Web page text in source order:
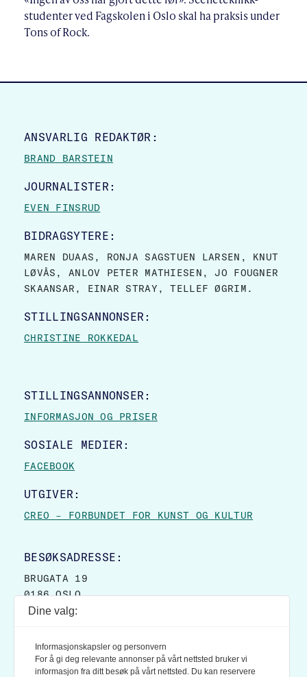
studenter ved Fagskolen i Oslo skal ha praksis under
Tons of Rock.
SITE FOOTER
ANSVARLIG REDAKTØR:
BRAND BARSTEIN
JOURNALISTER:
EVEN FINSRUD
BIDRAGSYTERE:
MAREN DUAAS, RONJA SAGSTUEN LARSEN, KNUT
LØVÅS, ANLOV PETER MATHIESEN, JO FOUGNER
SKAANSAR, EINAR STRAY, TELLEF ØGRIM.
STILLINGSANNONSER:
CHRISTINE ROKKEDAL
STILLINGSANNONSER:
INFORMASJON OG PRISER
SOSIALE MEDIER:
FACEBOOK
UTGIVER:
CREO – FORBUNDET FOR KUNST OG KULTUR
BESØKSADRESSE:
BRUGATA 19
0186 OSLO
POSTBOKS 9007 GRØNLAND
0133 OSLO
Dine valg:
Informasjonskapsler og personvern
For å gi deg relevante annonser på vårt nettsted bruker vi
informasjon fra ditt besøk på vårt nettsted. Du kan reservere